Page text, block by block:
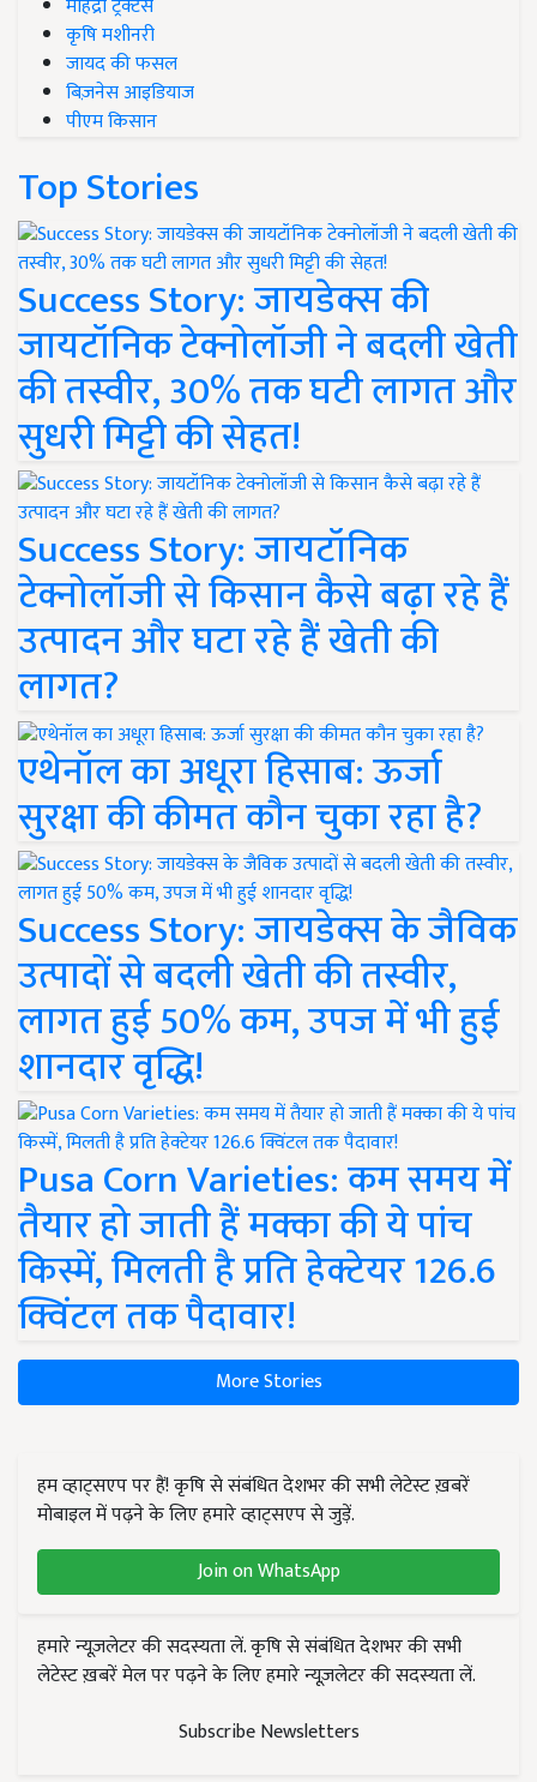
महिंद्रा ट्रैक्टर्स
कृषि मशीनरी
जायद की फसल
बिज़नेस आइडियाज
पीएम किसान
Top Stories
Success Story: जायडेक्स की
जायटॉनिक टेक्नोलॉजी ने बदली खेती
की तस्वीर, 30% तक घटी लागत और
सुधरी मिट्टी की सेहत!
Success Story: जायटॉनिक
टेक्नोलॉजी से किसान कैसे बढ़ा रहे हैं
उत्पादन और घटा रहे हैं खेती की
लागत?
एथेनॉल का अधूरा हिसाब: ऊर्जा
सुरक्षा की कीमत कौन चुका रहा है?
Success Story: जायडेक्स के जैविक
उत्पादों से बदली खेती की तस्वीर,
लागत हुई 50% कम, उपज में भी हुई
शानदार वृद्धि!
Pusa Corn Varieties: कम समय में
तैयार हो जाती हैं मक्का की ये पांच
किस्में, मिलती है प्रति हेक्टेयर 126.6
क्विंटल तक पैदावार!
More Stories
हम व्हाट्सएप पर हैं! कृषि से संबंधित देशभर की सभी लेटेस्ट ख़बरें
मोबाइल में पढ़ने के लिए हमारे व्हाट्सएप से जुड़ें.
Join on WhatsApp
हमारे न्यूज़लेटर की सदस्यता लें. कृषि से संबंधित देशभर की सभी
लेटेस्ट ख़बरें मेल पर पढ़ने के लिए हमारे न्यूज़लेटर की सदस्यता लें.
Subscribe Newsletters